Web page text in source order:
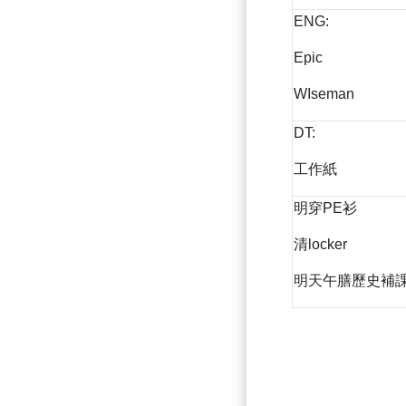
ENG:
Epic
WIseman
DT:
工作紙
明穿PE衫
清locker
明天午膳歷史補